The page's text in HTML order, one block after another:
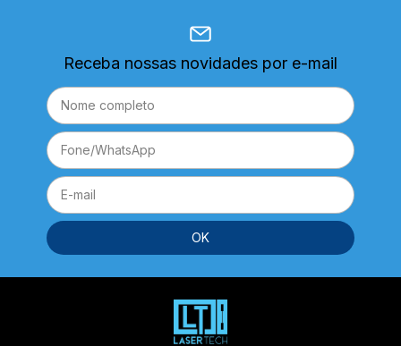
Receba nossas novidades por e-mail